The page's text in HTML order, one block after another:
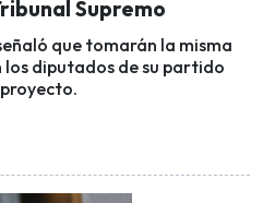
Supremo
que tomarán la misma
diputados de su partido